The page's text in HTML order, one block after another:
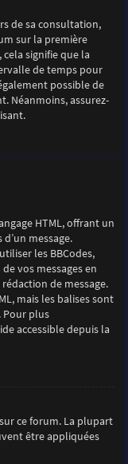
de sa consultation,
sur la première
cela signifie que la
de temps pour
possible de
Néanmoins, assurez-
HTML, offrant un
message.
les BBCodes,
vos messages en
de message.
mais les balises sont
Pour plus
accessible depuis la
ce forum. La plupart
être appliquées